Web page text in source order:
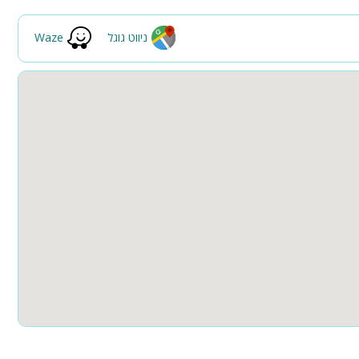
קבוצות גדולות Waze ניווט גוגל